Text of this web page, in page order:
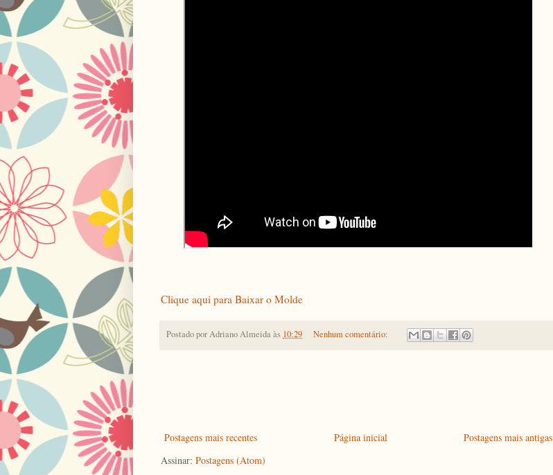
Clique aqui para Baixar o Molde
Postado porAdriano Almeidaàs 10:29 Nenhum comentário:
Postagens mais recentes Postagens mais antigas
Página inicial
Assinar: Postagens (Atom)